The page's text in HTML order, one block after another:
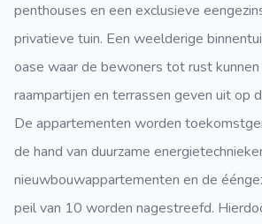
penthouses en een exclusieve
privatieve tuin. Een weelderige
oase waar de bewoners tot rust
raampartijen en terrassen geven uit op
De appartementen worden
de hand van duurzame
nieuwbouwappartementen en de
peil van 10 worden nagestreefd.